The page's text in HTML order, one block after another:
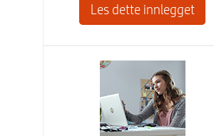
Les dette innlegget